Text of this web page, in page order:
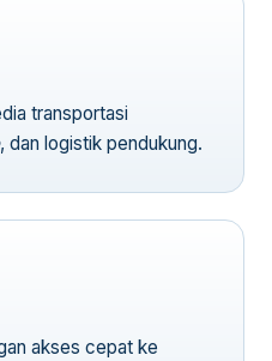
transportasi
, dan logistik pendukung.
akses cepat ke